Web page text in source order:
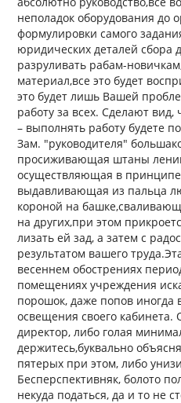
неполадок оборудования до
формулировки самого
юридических деталей сбора
разруливать рабам-
материал,все это будет
это будет лишь Вашей
работу за всех. Сделают
– выполнять работу будете
Зам. "руководителя"
просиживающая штаны
осуществляющая в принципе
выдавливающая из пальца
короной на
на других,при этом
лизать ей зад, а затем с
результатом вашего
весеннем обострениях
помещениях учреждения
порошок, даже попов иногда
освещения своего кабинета.
директор, либо голая
держитесь,буквально
пятерых при этом, либо
Бесперспективняк, болото
некуда податься, да и то не